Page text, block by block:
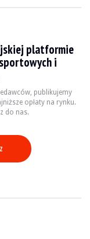
platformie
i
publikujemy
opłaty na rynku.
do nas.